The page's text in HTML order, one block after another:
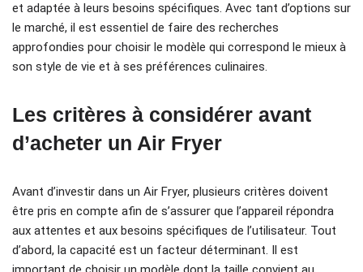
et adaptée à leurs besoins spécifiques. Avec tant d’options sur
le marché, il est essentiel de faire des recherches
approfondies pour choisir le modèle qui correspond le mieux à
son style de vie et à ses préférences culinaires.
Les critères à considérer avant
d’acheter un Air Fryer
Avant d’investir dans un Air Fryer, plusieurs critères doivent
être pris en compte afin de s’assurer que l’appareil répondra
aux attentes et aux besoins spécifiques de l’utilisateur. Tout
d’abord, la capacité est un facteur déterminant. Il est